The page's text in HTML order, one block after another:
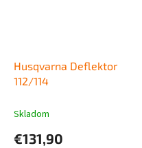
Husqvarna Deflektor
112/114
Skladom
€131,90